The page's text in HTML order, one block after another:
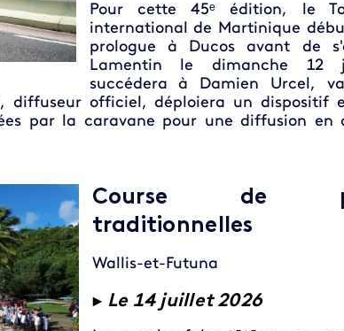
Pour cette 45ᵉ édition, le
international de Martinique
prologue à Ducos avant de
Lamentin le dimanche 12
succédera à Damien Urcel,
, diffuseur officiel, déploiera un dispositif
par la caravane pour une diffusion en
Course de
traditionnelles
Wallis-et-Futuna
► Le 14 juillet 2026